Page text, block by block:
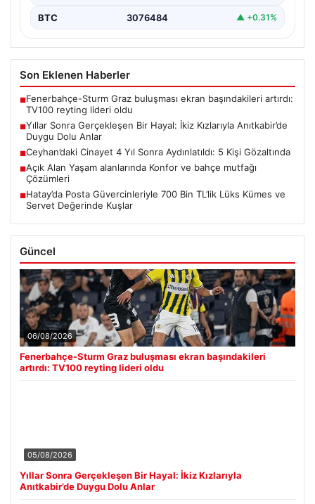
BTC 3076484 ▲ +0.31%
Son Eklenen Haberler
■Fenerbahçe-Sturm Graz buluşması ekran başındakileri artırdı:
TV100 reyting lideri oldu
■Yıllar Sonra Gerçekleşen Bir Hayal: İkiz Kızlarıyla Anıtkabir’de
Duygu Dolu Anlar
■Ceyhan’daki Cinayet 4 Yıl Sonra Aydınlatıldı: 5 Kişi Gözaltında
■Açık Alan Yaşam alanlarında Konfor ve bahçe mutfağı
Çözümleri
■Hatay’da Posta Güvercinleriyle 700 Bin TL’lik Lüks Kümes ve
Servet Değerinde Kuşlar
Güncel
06/08/2026
Fenerbahçe-Sturm Graz buluşması ekran başındakileri
artırdı: TV100 reyting lideri oldu
05/08/2026
Yıllar Sonra Gerçekleşen Bir Hayal: İkiz Kızlarıyla
Anıtkabir’de Duygu Dolu Anlar